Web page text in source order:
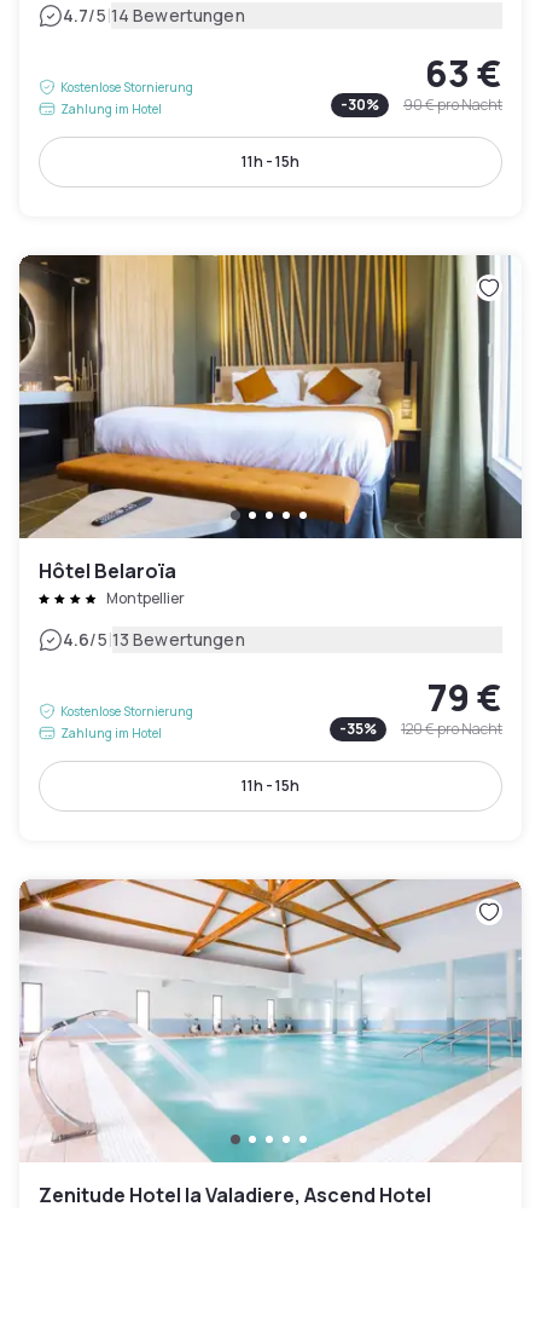
4.7/5|14 Bewertungen
Kostenlose Stornierung
Zahlung im Hotel
63 €
-30% 90 €pro Nacht
11h - 15h
Hôtel Belaroïa
Montpellier
4.6/5|13 Bewertungen
Kostenlose Stornierung
Zahlung im Hotel
79 €
-35% 120 €pro Nacht
11h - 15h
Zenitude Hotel la Valadiere, Ascend Hotel